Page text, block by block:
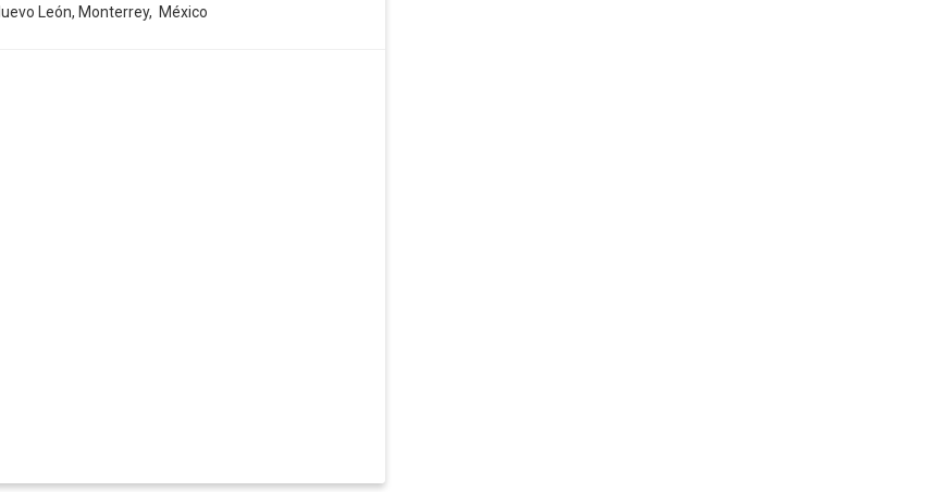
León, Monterrey, México